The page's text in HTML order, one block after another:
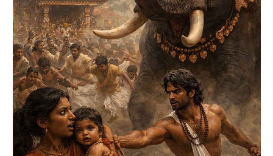
മാപ്രാണംകാട്ടെ മന്ദാകിനി തീയറ്ററില്‍ ഫല്‍ഗുനന്‍റെ
കുണ്ഠിതങ്ങള്‍ സെക്കന്‍റ് ഷോ തുടങ്ങിയപ്പോഴാണ് കോക്കാച്ചി
സാബുവിനെ അജ്ഞാതരായ ചിലര്‍ ആക്രമിച്ചത്. അവിടെ
മുതല്‍ക്കാണ് പ്രശ്നങ്ങള്‍ തുടങ്ങുന്നതും വെറും ഒരു രാത്രിയും